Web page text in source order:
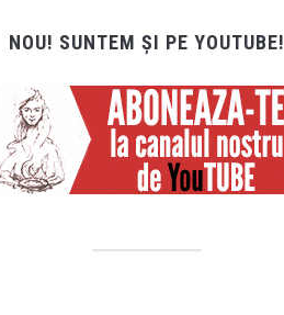
NOU! SUNTEM ȘI PE YOUTUBE!